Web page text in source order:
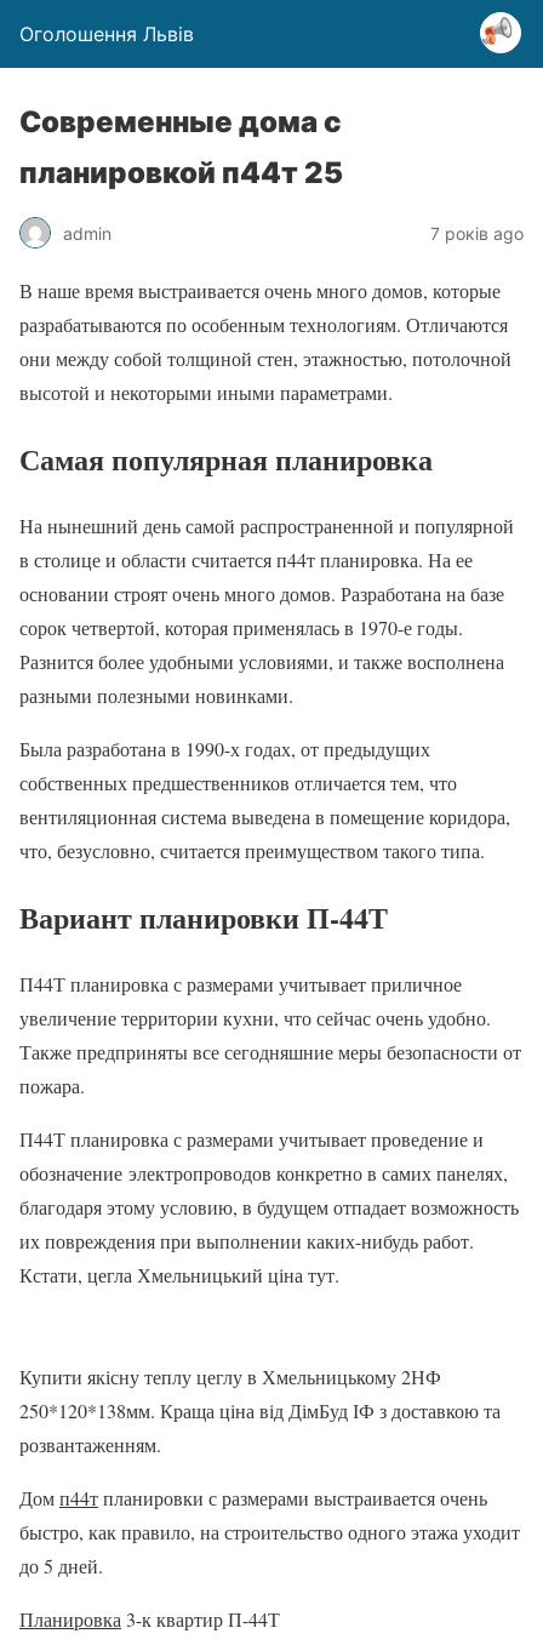
Оголошення Львів
Современные дома с
планировкой п44т 25
admin 7 років ago
В наше время выстраивается очень много домов, которые
разрабатываются по особенным технологиям. Отличаются
они между собой толщиной стен, этажностью, потолочной
высотой и некоторыми иными параметрами.
Самая популярная планировка
На нынешний день самой распространенной и популярной
в столице и области считается п44т планировка. На ее
основании строят очень много домов. Разработана на базе
сорок четвертой, которая применялась в 1970-е годы.
Разнится более удобными условиями, и также восполнена
разными полезными новинками.
Была разработана в 1990-х годах, от предыдущих
собственных предшественников отличается тем, что
вентиляционная система выведена в помещение коридора,
что, безусловно, считается преимуществом такого типа.
Вариант планировки П-44Т
П44Т планировка с размерами учитывает приличное
увеличение территории кухни, что сейчас очень удобно.
Также предприняты все сегодняшние меры безопасности от
пожара.
П44Т планировка с размерами учитывает проведение и
обозначение электропроводов конкретно в самих панелях,
благодаря этому условию, в будущем отпадает возможность
их повреждения при выполнении каких-нибудь работ.
Кстати, цегла Хмельницький ціна тут.
Купити якісну теплу цеглу в Хмельницькому 2НФ
250*120*138мм. Краща ціна від ДімБуд ІФ з доставкою та
розвантаженням.
Домп44тпланировки с размерами выстраивается очень
быстро, как правило, на строительство одного этажа уходит
до 5 дней.
Планировка 3-к квартир П-44Т